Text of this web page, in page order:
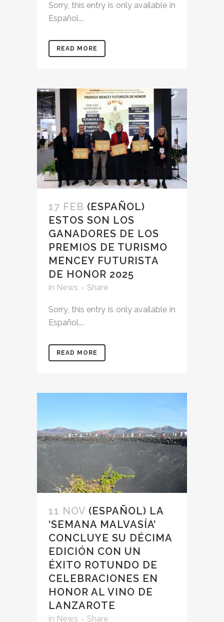
Sorry, this entry is only available in
Español....
READ MORE
17 FEB (ESPAÑOL)
ESTOS SON LOS
GANADORES DE LOS
PREMIOS DE TURISMO
MENCEY FUTURISTA
DE HONOR 2025
in News Share
Sorry, this entry is only available in
Español....
READ MORE
11 NOV (ESPAÑOL) LA
‘SEMANA MALVASÍA’
CONCLUYE SU DÉCIMA
EDICIÓN CON UN
ÉXITO ROTUNDO DE
CELEBRACIONES EN
HONOR AL VINO DE
LANZAROTE
in News Share